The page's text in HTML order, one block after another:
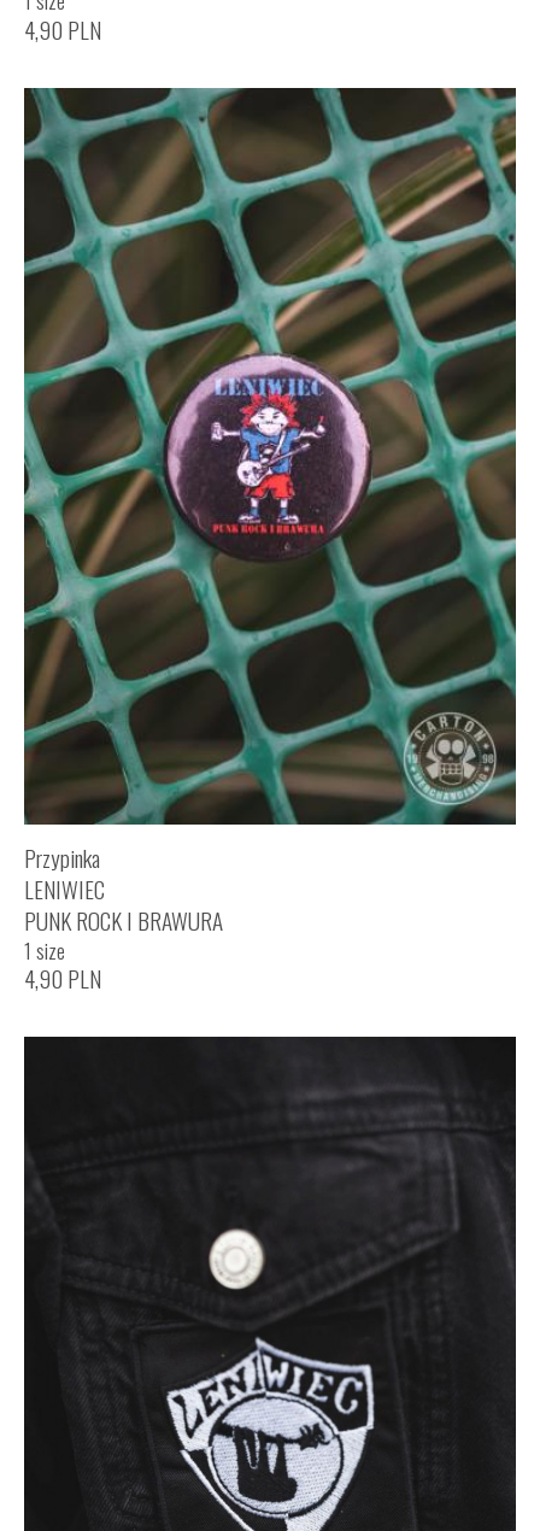
4,90 PLN
Przypinka
LENIWIEC
PUNK ROCK I BRAWURA
1 size
4,90 PLN